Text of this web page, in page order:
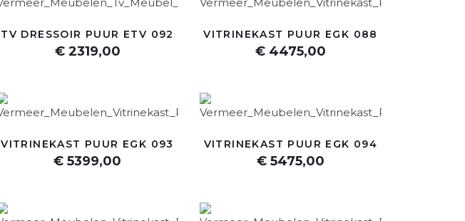
TV DRESSOIR PUUR ETV 092
€ 2319,00
VITRINEKAST PUUR EGK 088
€ 4475,00
VITRINEKAST PUUR EGK 093
€ 5399,00
VITRINEKAST PUUR EGK 094
€ 5475,00